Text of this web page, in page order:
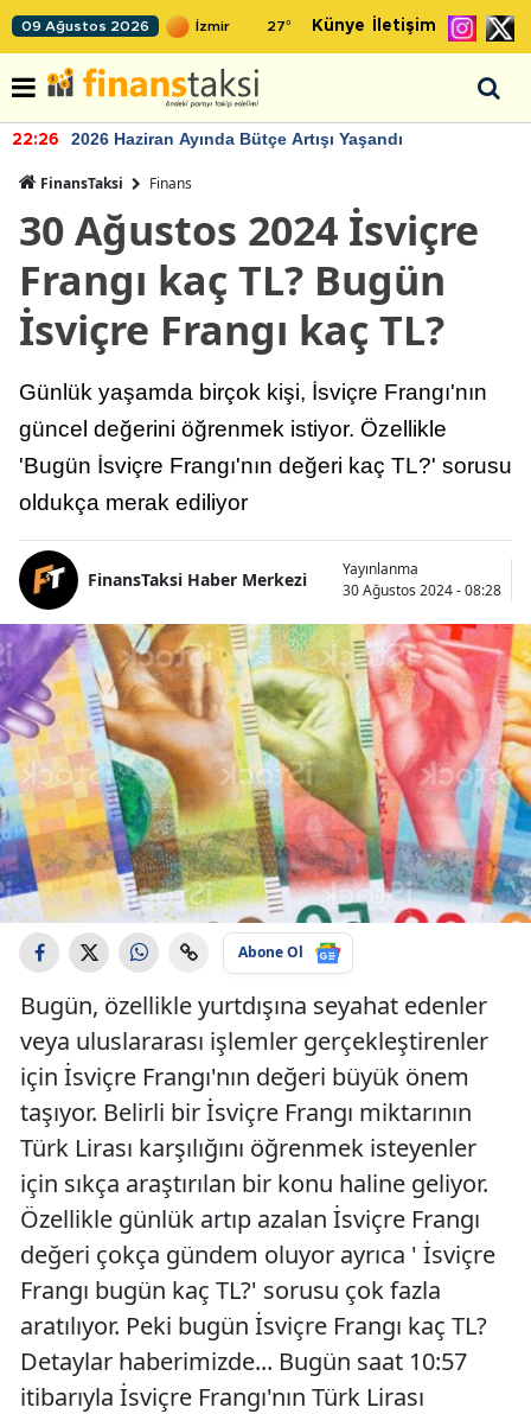
09 Ağustos 2026 27° Künye İletişim
22:26 2026 Haziran Ayında Bütçe Artışı Yaşandı
FinansTaksi Finans
30 Ağustos 2024 İsviçre
Frangı kaç TL? Bugün
İsviçre Frangı kaç TL?
Günlük yaşamda birçok kişi, İsviçre Frangı'nın
güncel değerini öğrenmek istiyor. Özellikle
'Bugün İsviçre Frangı'nın değeri kaç TL?' sorusu
oldukça merak ediliyor
FinansTaksi Haber Merkezi
Yayınlanma
30 Ağustos 2024 - 08:28
Abone Ol
Bugün, özellikle yurtdışına seyahat edenler
veya uluslararası işlemler gerçekleştirenler
için İsviçre Frangı'nın değeri büyük önem
taşıyor. Belirli bir İsviçre Frangı miktarının
Türk Lirası karşılığını öğrenmek isteyenler
için sıkça araştırılan bir konu haline geliyor.
Özellikle günlük artıp azalan İsviçre Frangı
değeri çokça gündem oluyor ayrıca ' İsviçre
Frangı bugün kaç TL?' sorusu çok fazla
aratılıyor. Peki bugün İsviçre Frangı kaç TL?
Detaylar haberimizde... Bugün saat 10:57
itibarıyla İsviçre Frangı'nın Türk Lirası